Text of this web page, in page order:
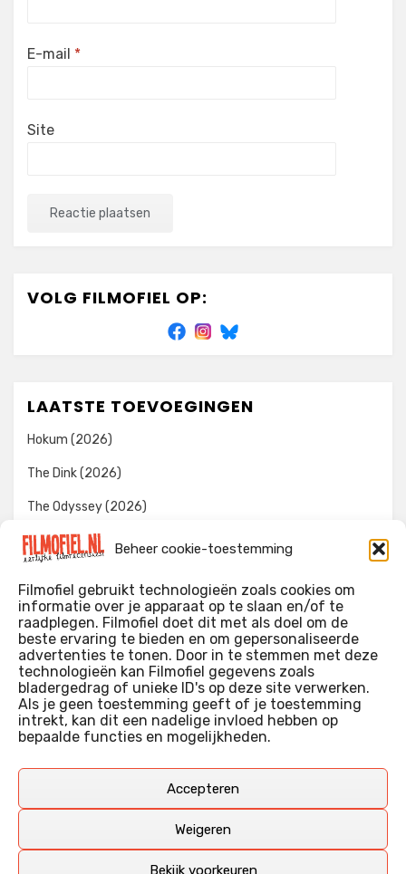
Beheer cookie-toestemming
Filmofiel gebruikt technologieën zoals cookies om
informatie over je apparaat op te slaan en/of te
raadplegen. Filmofiel doet dit met als doel om de
beste ervaring te bieden en om gepersonaliseerde
advertenties te tonen. Door in te stemmen met deze
technologieën kan Filmofiel gegevens zoals
bladergedrag of unieke ID's op deze site verwerken.
Als je geen toestemming geeft of je toestemming
intrekt, kan dit een nadelige invloed hebben op
bepaalde functies en mogelijkheden.
Accepteren
Weigeren
Bekijk voorkeuren
E-mail *
Site
VOLG FILMOFIEL OP:
LAATSTE TOEVOEGINGEN
Hokum (2026)
The Dink (2026)
The Odyssey (2026)
Evil Dead Burn (2026)
WIE IK BEN…?
Ik ben ooit begonnen met m’n recensies omdat ik zoveel
films keek dat ik af en toe niet meer wist welke ik nu wel of
niet gezien had. Ik ben een filmliefhebber, heb als hobby nog
erg lang in een videotheek gewerkt, en heb als coproducent
Deze recensies zijn dan ook vooral vrij pretentieloze
aangevuld met een groeiende kennis over de kunde én de
kunst van het maken van film.